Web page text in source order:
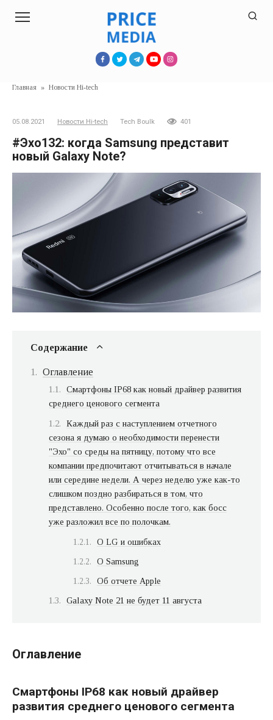
Главная » Новости Hi-tech
05.08.2021 Новости Hi-tech Tech Boulk 401
#Эхо132: когда Samsung представит
новый Galaxy Note?
Содержание
Оглавление
Смартфоны IP68 как новый драйвер развития
среднего ценового сегмента
Каждый раз с наступлением отчетного
сезона я думаю о необходимости перенести
"Эхо" со среды на пятницу, потому что все
компании предпочитают отчитываться в начале
или середине недели. А через неделю уже как-то
слишком поздно разбираться в том, что
представлено. Особенно после того, как босс
уже разложил все по полочкам.
О LG и ошибках
О Samsung
Об отчете Apple
Galaxy Note 21 не будет 11 августа
Оглавление
Смартфоны IP68 как новый драйвер
развития среднего ценового сегмента